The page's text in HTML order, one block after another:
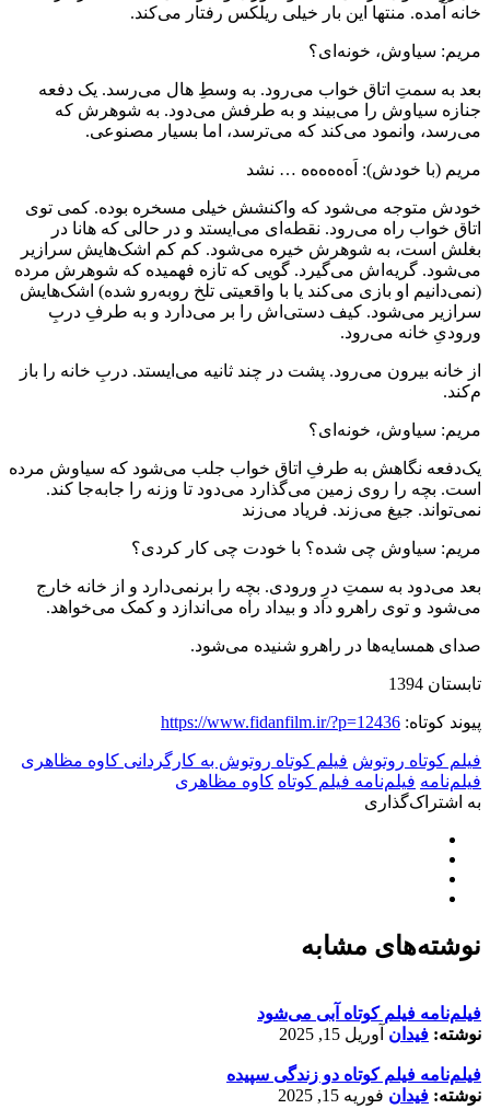
خانه آمده. منتها این بار خیلی ریلکس رفتار می‌کند.
مریم: سیاوش، خونه‌ای؟
بعد به سمتِ اتاق خواب می‌رود. به وسطِ هال می‌رسد. یک دفعه
جنازه سیاوش را می‌بیند و به طرفش می‌دود. به شوهرش که
می‌رسد، وانمود می‌کند که می‌ترسد، اما بسیار مصنوعی.
مریم (با خودش): اَه‌ه‌ه‌ه‌ه‌ه … نشد
خودش متوجه می‌شود که واکنشش خیلی مسخره بوده. کمی توی
اتاق خواب راه می‌رود. نقطه‌ای می‌ایستد و در حالی که هانا در
بغلش است، به شوهرش خیره می‌شود. کم کم اشک‌هایش سرازیر
می‌شود. گریه‌اش می‌گیرد. گویی که تازه فهمیده که شوهرش مرده
(نمی‌دانیم او بازی می‌کند یا با واقعیتی تلخ روبه‌رو شده) اشک‌هایش
سرازیر می‌شود. کیف دستی‌اش را بر می‌دارد و به طرفِ دربِ
ورودیِ خانه می‌رود.
از خانه بیرون می‌رود. پشت در چند ثانیه می‌ایستد. دربِ خانه را باز
م‌کند.
مریم: سیاوش، خونه‌ای؟
یک‌دفعه نگاهش به طرفِ اتاق خواب جلب می‌شود که سیاوش مرده
است. بچه را روی زمین می‌گذارد می‌دود تا وزنه را جابه‌جا کند.
نمی‌تواند. جیغ می‌زند. فریاد می‌زند
مریم: سیاوش چی شده؟ با خودت چی کار کردی؟
بعد می‌دود به سمتِ درِ ورودی. بچه را برنمی‌دارد و از خانه خارج
می‌شود و توی راهرو داد و بیداد راه می‌اندازد و کمک می‌خواهد.
صدای همسایه‌ها در راهرو شنیده می‌شود.
تابستان 1394
پیوند کوتاه: https://www.fidanfilm.ir/?p=12436
فیلم کوتاه روتوش فیلم کوتاه روتوش به کارگردانی کاوه مظاهری
فیلم‌نامه فیلم‌نامه فیلم کوتاه کاوه مظاهری
به اشتراک‌گذاری
نوشته‌های مشابه
فیلم‌نامه فیلم کوتاه آبی می‌شود
نوشته: فیدان آوریل 15, 2025
فیلم‌نامه فیلم کوتاه دو زندگی سپیده
نوشته: فیدان فوریه 15, 2025